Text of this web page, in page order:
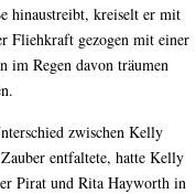
hinaustreibt, kreiselt er mit
Fliehkraft gezogen mit einer
im Regen davon träumen
zwischen Kelly
entfaltete, hatte Kelly
Pirat und Rita Hayworth in